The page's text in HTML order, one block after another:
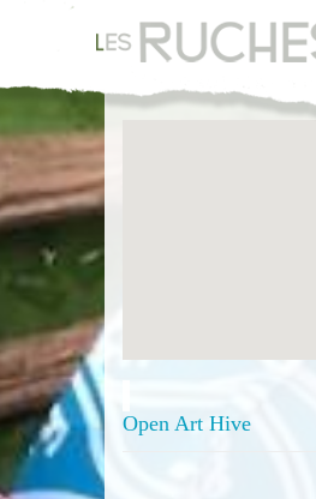
principal
Open Art Hive